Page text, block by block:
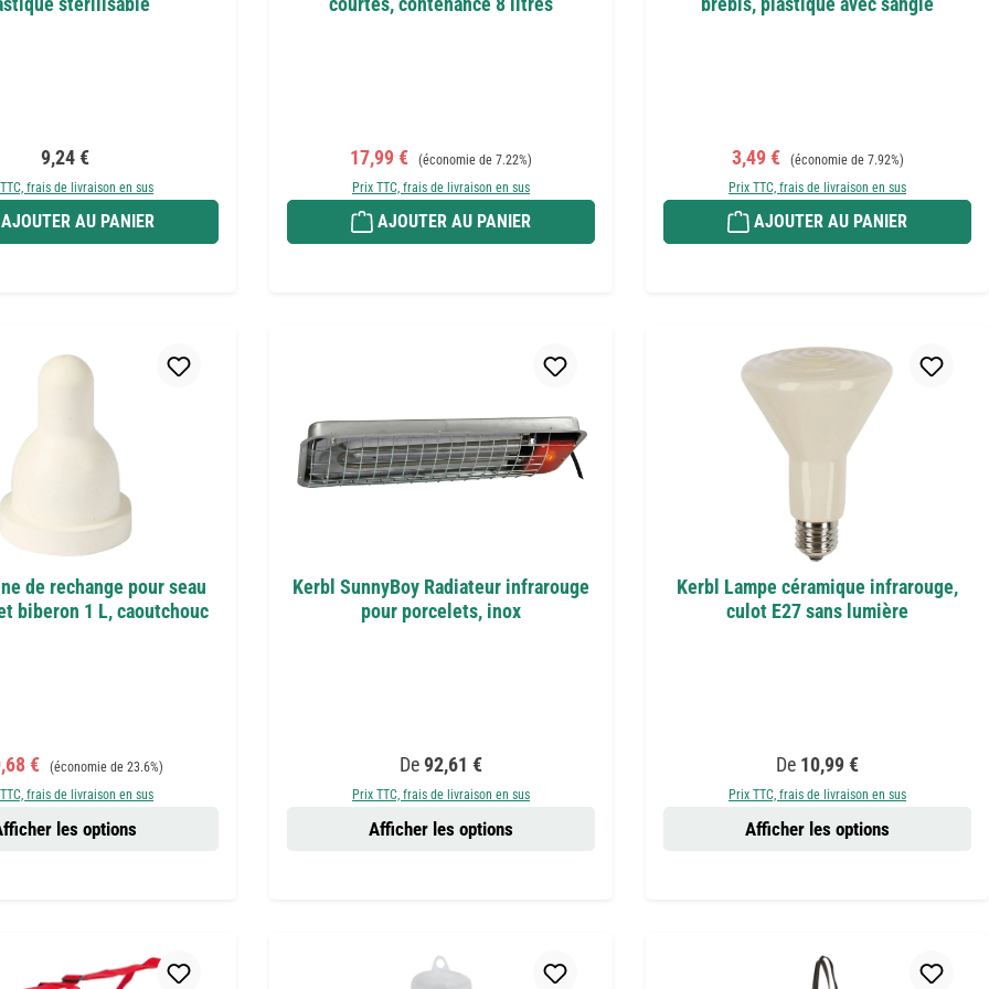
Prix régulier :
9,24 €
frais de livraison en sus
AJOUTER AU PANIER
Prix de vente :
17,99 € Prix régulier :
(économie de 7.22%)
Prix TTC, frais de livraison en sus
AJOUTER AU PANIER
Prix de vente :
3,49 € Prix régulier :
(économie de 7.92%)
Prix TTC, frais de livraison en sus
AJOUTER AU PANIER
de rechange pour seau
biberon 1 L, caoutchouc
vente :
€ Prix régulier :
(économie de 23.6%)
frais de livraison en sus
les options
Kerbl SunnyBoy Radiateur infrarouge
pour porcelets, inox
Prix régulier :
De92,61 €
Prix TTC, frais de livraison en sus
Afficher les options
Kerbl Lampe céramique infrarouge,
culot E27 sans lumière
Prix régulier :
De 10,99 €
Prix TTC, frais de livraison en sus
Afficher les options